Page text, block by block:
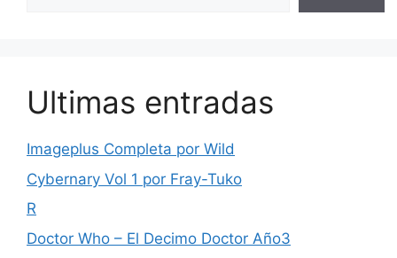
Ultimas entradas
Imageplus Completa por Wild
Cybernary Vol 1 por Fray-Tuko
R
Doctor Who – El Decimo Doctor Año3